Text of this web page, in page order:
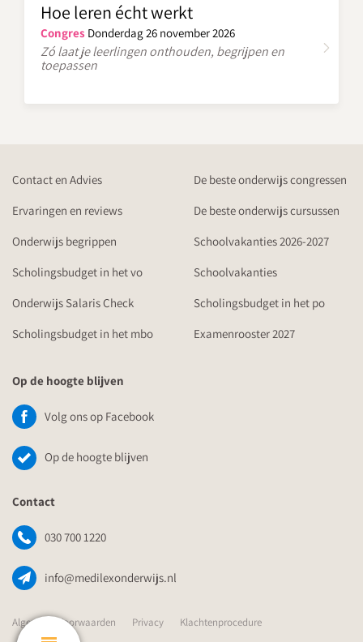
Hoe leren écht werkt
Congres Donderdag 26 november 2026
Zó laat je leerlingen onthouden, begrijpen en
toepassen
Contact en Advies
De beste onderwijs congressen
Ervaringen en reviews
De beste onderwijs cursussen
Onderwijs begrippen
Schoolvakanties 2026-2027
Scholingsbudget in het vo
Schoolvakanties
Onderwijs Salaris Check
Scholingsbudget in het po
Scholingsbudget in het mbo
Examenrooster 2027
Op de hoogte blijven
Volg ons op Facebook
Op de hoogte blijven
Contact
030 700 1220
info@medilexonderwijs.nl
Algemene Voorwaarden Privacy Klachtenprocedure